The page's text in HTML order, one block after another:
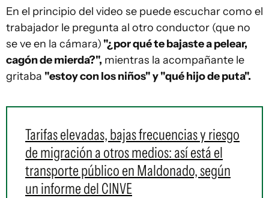
En el principio del video se puede escuchar como el
trabajador le pregunta al otro conductor (que no
se ve en la cámara) "¿por qué te bajaste a pelear,
cagón de mierda?", mientras la acompañante le
gritaba "estoy con los niños" y "qué hijo de puta".
Tarifas elevadas, bajas frecuencias y riesgo
de migración a otros medios: así está el
transporte público en Maldonado, según
un informe del CINVE